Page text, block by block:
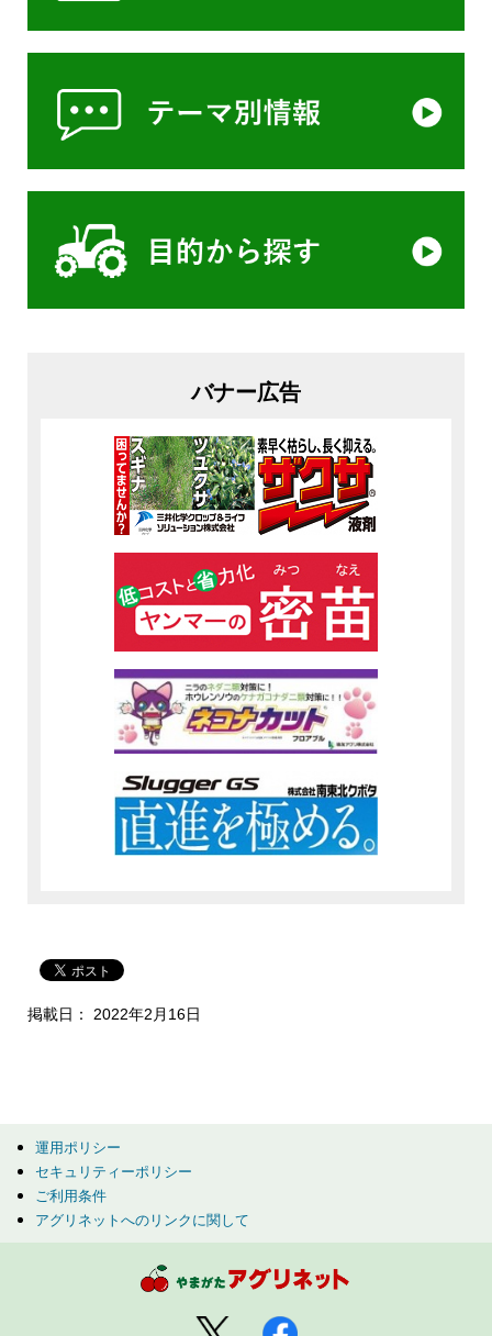
バナー広告
掲載日： 2022年2月16日
運用ポリシー
セキュリティーポリシー
ご利用条件
アグリネットへのリンクに関して